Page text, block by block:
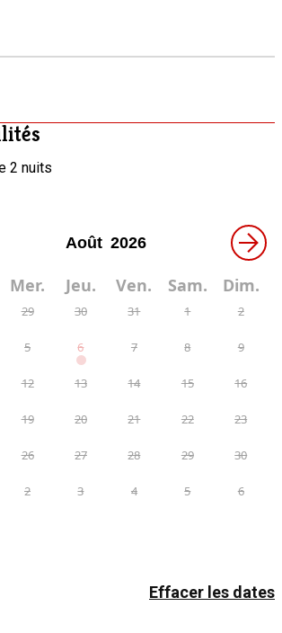
2 nuits
→
Mer. Jeu. Ven. Sam. Dim.
29 30 31 1 2
5 6 7 8 9
12 13 14 15 16
19 20 21 22 23
26 27 28 29 30
2 3 4 5 6
Effacer les dates